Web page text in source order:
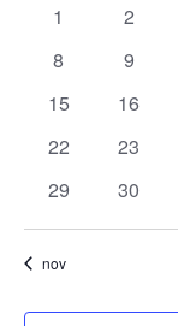
Evenemang
0
1
0
2
0
8
0
9
0
15
0
16
0
22
0
23
0
29
0
30
nov